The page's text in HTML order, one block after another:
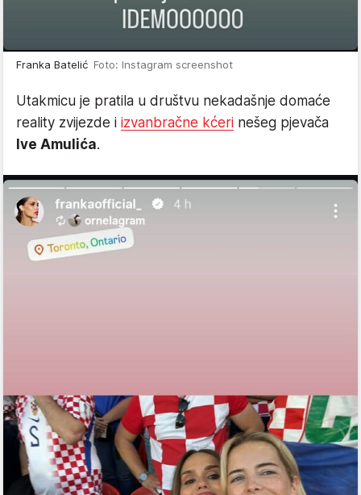
Franka Batelić Foto: Instagram screenshot
Utakmicu je pratila u društvu nekadašnje domaće
reality zvijezde i izvanbračne kćeri nešeg pjevača
Ive Amulića.